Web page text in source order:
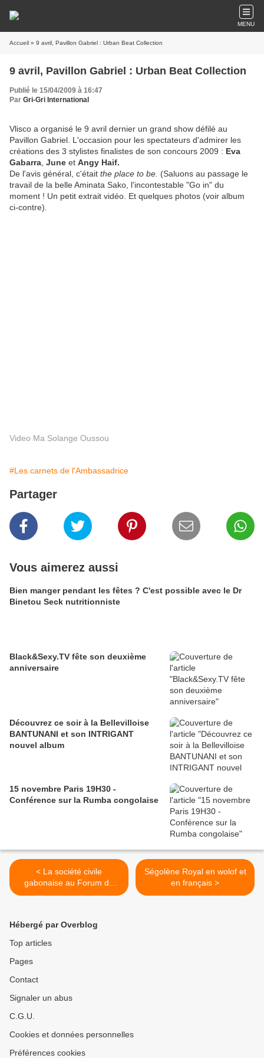
MENU
Accueil » 9 avril, Pavillon Gabriel : Urban Beat Collection
9 avril, Pavillon Gabriel : Urban Beat Collection
Publié le 15/04/2009 à 16:47
Par Gri-Gri International
Vlisco a organisé le 9 avril dernier un grand show défilé au
Pavillon Gabriel. L'occasion pour les spectateurs d'admirer les
créations des 3 stylistes finalistes de son concours 2009 : Eva
Gabarra June et Angy Haif.
De l'avis général, c'était the place to be. (Saluons au passage le
travail de la belle Aminata Sako, l'incontestable "Go in" du
moment ! Un petit extrait vidéo. Et quelques photos (voir album
ci-contre).
Video Ma Solange Oussou
#Les carnets de l'Ambassadrice
Partager
Vous aimerez aussi
Bien manger pendant les fêtes ? C'est possible avec le Dr
Binetou Seck nutritionniste
Black&Sexy.TV fête son deuxième
anniversaire
Découvrez ce soir à la Bellevilloise
BANTUNANI et son INTRIGANT
nouvel album
15 novembre Paris 19H30 -
Conférence sur la Rumba congolaise
< La société civile
gabonaise au Forum de
Reims avec Bruno Ben-
Ségolène Royal en wolof et
en français >
Hébergé par Overblog
Top articles
Pages
Contact
Signaler un abus
C.G.U.
Cookies et données personnelles
Préférences cookies